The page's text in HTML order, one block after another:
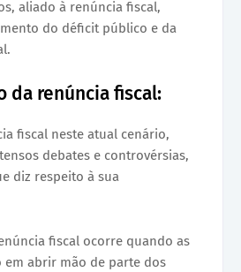
aliado à renúncia fiscal,
do déficit público e da
da renúncia fiscal:
fiscal neste atual cenário,
debates e controvérsias,
diz respeito à sua
fiscal ocorre quando as
em abrir mão de parte dos